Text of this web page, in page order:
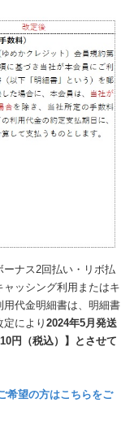
ナス2回払い・リボ払
ッシング利用またはキ
用代金明細書は、明細書
により 2024年5月発送
円（税込）】とさせて
希望の方はこちらをご